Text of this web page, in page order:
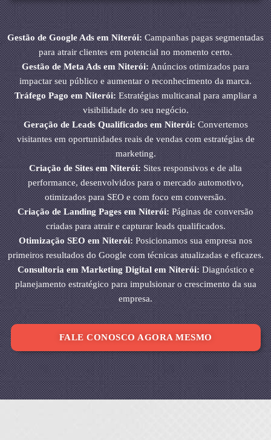
Gestão de Google Ads em Niterói:Campanhas pagas segmentadas
para atrair clientes em potencial no momento certo.
Gestão de Meta Ads em Niterói:Anúncios otimizados para
impactar seu público e aumentar o reconhecimento da marca.
Tráfego Pago em Niterói:Estratégias multicanal para ampliar a
visibilidade do seu negócio.
Geração de Leads Qualificados em Niterói:Convertemos
visitantes em oportunidades reais de vendas com estratégias de
marketing.
Criação de Sites em Niterói:Sites responsivos e de alta
performance, desenvolvidos para o mercado automotivo,
otimizados para SEO e com foco em conversão.
Criação de Landing Pages em Niterói:Páginas de conversão
criadas para atrair e capturar leads qualificados.
Otimização SEO em Niterói:Posicionamos sua empresa nos
primeiros resultados do Google com técnicas atualizadas e eficazes.
Consultoria em Marketing Digital em Niterói:Diagnóstico e
planejamento estratégico para impulsionar o crescimento da sua
empresa.
FALE CONOSCO AGORA MESMO